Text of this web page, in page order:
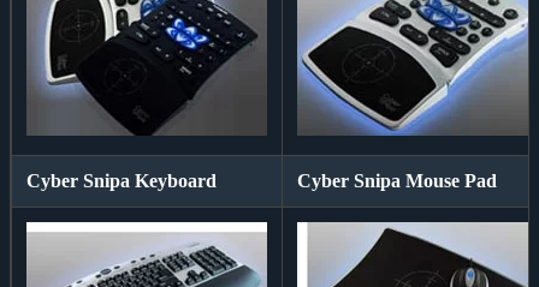
Cyber Snipa Keyboard Cyber Snipa Mouse Pad